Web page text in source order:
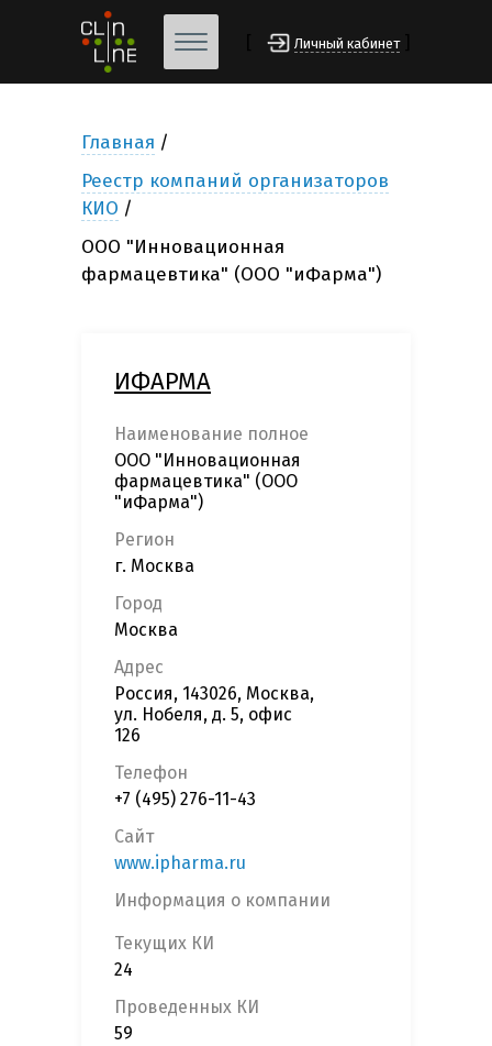
Личный кабинет
Главная
Реестр компаний организаторов
КИО
ООО "Инновационная
фармацевтика" (ООО "иФарма")
ИФАРМА
Наименование полное
ООО "Инновационная
фармацевтика" (ООО
"иФарма")
Регион
г. Москва
Город
Москва
Адрес
Россия, 143026, Москва,
ул. Нобеля, д. 5, офис
126
Телефон
+7 (495) 276-11-43
Сайт
www.ipharma.ru
Информация о компании
Текущих КИ
24
Проведенных КИ
59